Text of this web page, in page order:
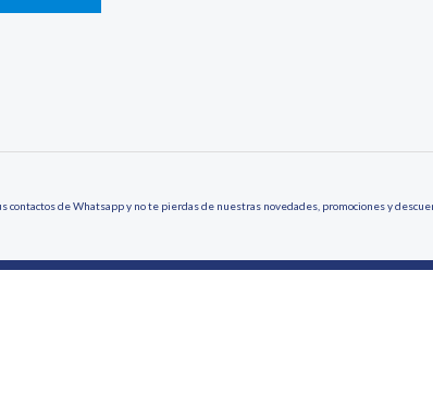
contactos de Whatsapp y no te pierdas de nuestras novedades, promociones y